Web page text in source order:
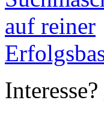
Interesse?